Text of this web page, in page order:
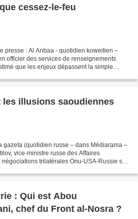
cessez-le-feu
presse : Al Anbaa - quotidien koweitien –
officier des services de renseignements
que les enjeux dépassent la simple
les illusions saoudiennes
gazeta (quotidien russe – dans Médiarama –
vice-ministre russe des Affaires
trilatérales Onu-USA-Russie sur
: Qui est Abou
chef du Front al-Nosra ?